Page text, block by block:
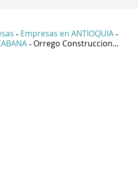
- Empresas en ANTIOQUIA -
- Orrego Construccion...